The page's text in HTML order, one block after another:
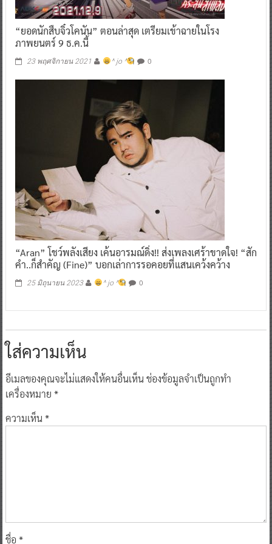
“ยอดนักสืบจิ๋วโคนัน” ตอนล่าสุด เตรียมเข้าฉายในโรง
ภาพยนตร์ 9 ธ.ค.นี้
23 พฤศจิกายน 2021 ^ jo ^ 0
“Aran” โชว์พลังเสียง เค้นอารมณ์ดิ่ง!! ส่งเพลงเศร้าขาดใจ! “สัก
คำ..ก็สำคัญ (Fine)” บอกเล่าการรอคอยที่แสนเคว้งคว้าง
25 มิถุนายน 2023 ^ jo ^ 0
ใส่ความเห็น
อีเมลของคุณจะไม่แสดงให้คนอื่นเห็นช่องข้อมูลจำเป็นถูกทำ
เครื่องหมาย *
ความเห็น*
ชื่อ *